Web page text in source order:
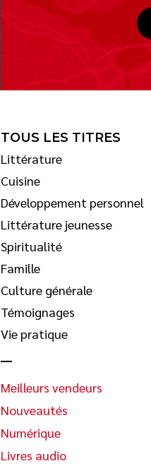
TOUS LES TITRES
Littérature
Cuisine
Développement personnel
Littérature jeunesse
Spiritualité
Famille
Culture générale
Témoignages
Vie pratique
Meilleurs vendeurs
Nouveautés
Numérique
Livres audio